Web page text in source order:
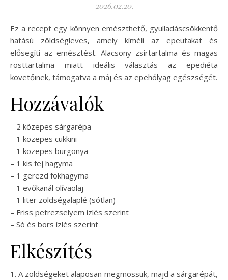
2026.02.20.
Ez a recept egy könnyen emészthető, gyulladáscsökkentő
hatású zöldségleves, amely kíméli az epeutakat és
elősegíti az emésztést. Alacsony zsírtartalma és magas
rosttartalma miatt ideális választás az epediéta
követőinek, támogatva a máj és az epehólyag egészségét.
Hozzávalók
– 2 közepes sárgarépa
– 1 közepes cukkini
– 1 közepes burgonya
– 1 kis fej hagyma
– 1 gerezd fokhagyma
– 1 evőkanál olívaolaj
– 1 liter zöldségalaplé (sótlan)
– Friss petrezselyem ízlés szerint
– Só és bors ízlés szerint
Elkészítés
1. A zöldségeket alaposan megmossuk, majd a sárgarépát,